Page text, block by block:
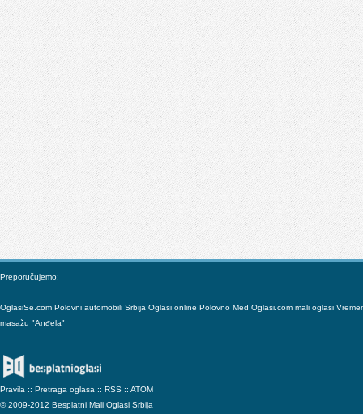
Preporučujemo:
OglasiSe.com Polovni automobili Srbija Oglasi online Polovno Med Oglasi.com mali oglasi
masažu "Anđela"
Pravila :: Pretraga oglasa :: RSS :: ATOM
© 2009-2012 Besplatni Mali Oglasi Srbija